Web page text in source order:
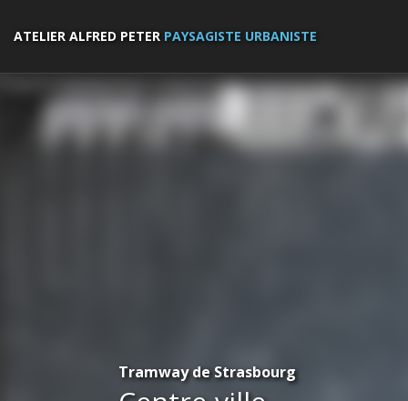
ATELIER ALFRED PETER PAYSAGISTE URBANISTE
Tramway de Strasbourg